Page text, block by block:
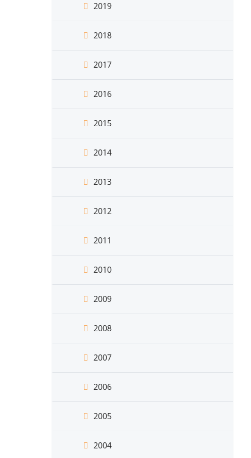
2019
2018
2017
2016
2015
2014
2013
2012
2011
2010
2009
2008
2007
2006
2005
2004